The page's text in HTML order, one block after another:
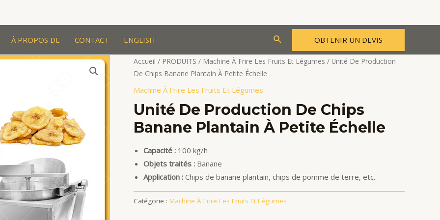
À PROPOS DE CONTACT ENGLISH RechercherOBTENIR UN DEVIS
Accueil / PRODUITS / Machine À Frire Les Fruits Et Légumes / Unité De Production
De Chips Banane Plantain À Petite Échelle
Machine À Frire Les Fruits Et Légumes
Unité De Production De Chips
Banane Plantain À Petite Échelle
Capacité : 100 kg/h
Objets traités : Banane
Application : Chips de banane plantain, chips de pomme de terre, etc.
Catégorie : Machine À Frire Les Fruits Et Légumes